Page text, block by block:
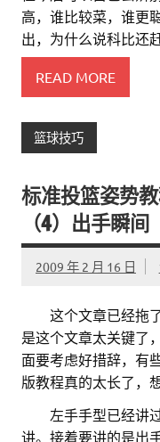
高，谁比较菜，谁更
出，为什么说科比还
READ MORE
篮球技巧
标准投篮姿势
（4）出手瞬间
2009 年 2 月 16 日
这个文章已经拖
是这个文章太关键了
面要考虑好措辞，有
版教程真的太长了，
左手手型已经讲
讲。接着要讲的是出